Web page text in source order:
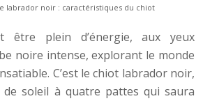
labrador noir : caractéristiques du chiot
être plein d’énergie, aux yeux
noire intense, explorant le monde
C’est le chiot labrador noir,
soleil à quatre pattes qui saura